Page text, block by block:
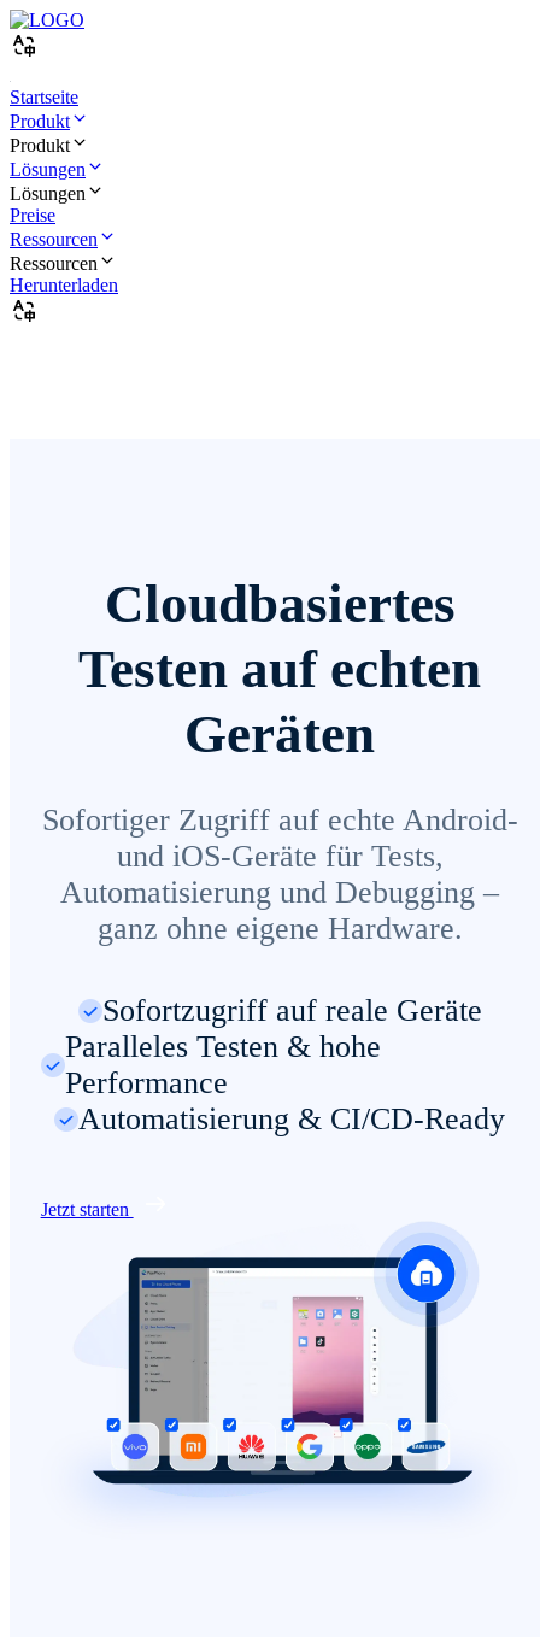
Startseite
Produkt
Produkt
Lösungen
Lösungen
Preise
Ressourcen
Ressourcen
Herunterladen
Cloudbasiertes
Testen auf echten
Geräten
Sofortiger Zugriff auf echte Android-
und iOS-Geräte für Tests,
Automatisierung und Debugging –
ganz ohne eigene Hardware.
Sofortzugriff auf reale Geräte
Paralleles Testen & hohe
Performance
Automatisierung & CI/CD-Ready
Jetzt starten